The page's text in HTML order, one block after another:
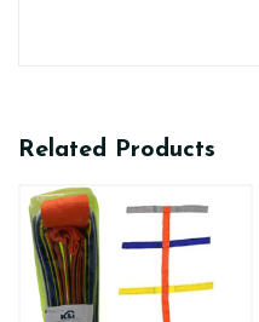
Related Products